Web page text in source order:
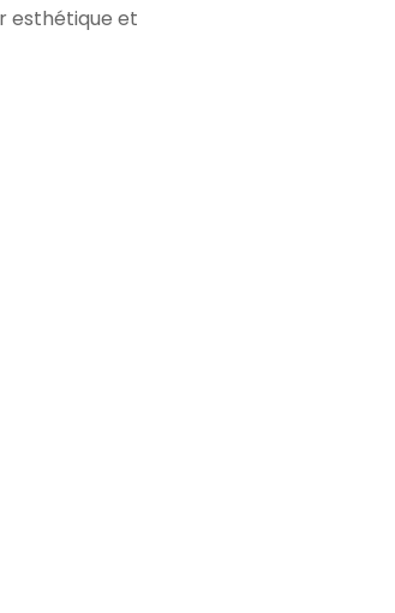
esthétique et